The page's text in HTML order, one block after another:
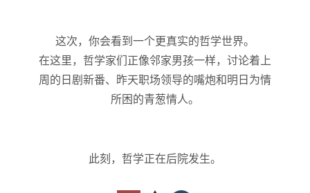
这次，你会看到一个更真实的哲学世界。
在这里，哲学家们正像邻家男孩一样，讨论着上
周的日剧新番、昨天职场领导的嘴炮和明日为情
所困的青葱情人。
此刻，哲学正在后院发生。